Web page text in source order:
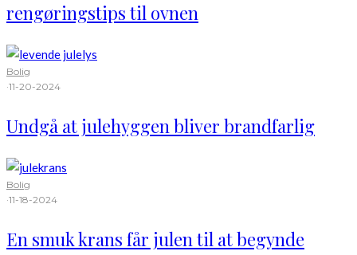
rengøringstips til ovnen
Bolig
·11-20-2024
Undgå at julehyggen bliver brandfarlig
Bolig
·11-18-2024
En smuk krans får julen til at begynde